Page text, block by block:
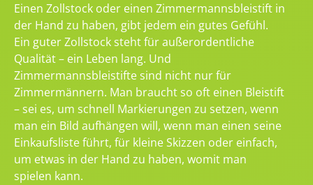
Einen Zollstock oder einen Zimmermannsbleistift in
der Hand zu haben, gibt jedem ein gutes Gefühl.
Ein guter Zollstock steht für außerordentliche
Qualität – ein Leben lang. Und
Zimmermannsbleistifte sind nicht nur für
Zimmermännern. Man braucht so oft einen Bleistift
– sei es, um schnell Markierungen zu setzen, wenn
man ein Bild aufhängen will, wenn man einen seine
Einkaufsliste führt, für kleine Skizzen oder einfach,
um etwas in der Hand zu haben, womit man
spielen kann.